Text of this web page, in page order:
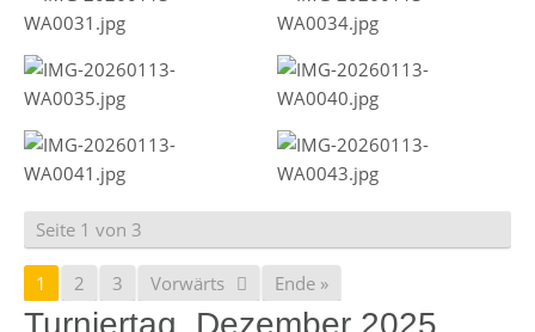
Seite 1 von 3
1 2 3 Vorwärts Ende »